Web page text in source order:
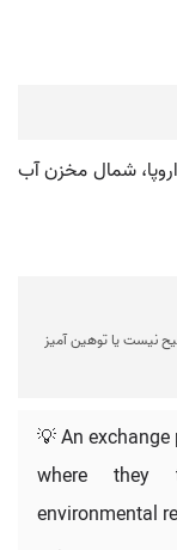
شمال مخزن آب
نیست یا توهین آمیز
💡 An
where they
environmental